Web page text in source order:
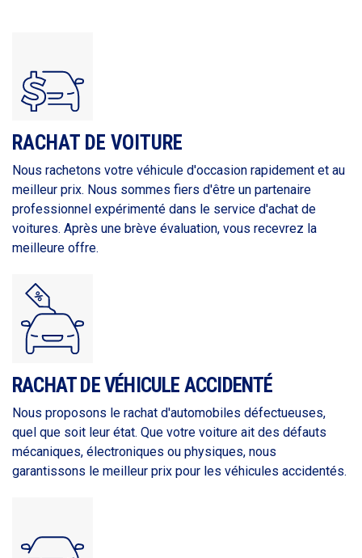
RACHAT DE VOITURE
Nous rachetons votre véhicule d'occasion rapidement et au
meilleur prix. Nous sommes fiers d'être un partenaire
professionnel expérimenté dans le service d'achat de
voitures. Après une brève évaluation, vous recevrez la
meilleure offre.
RACHAT DE VÉHICULE ACCIDENTÉ
Nous proposons le rachat d'automobiles défectueuses,
quel que soit leur état. Que votre voiture ait des défauts
mécaniques, électroniques ou physiques, nous
garantissons le meilleur prix pour les véhicules accidentés.